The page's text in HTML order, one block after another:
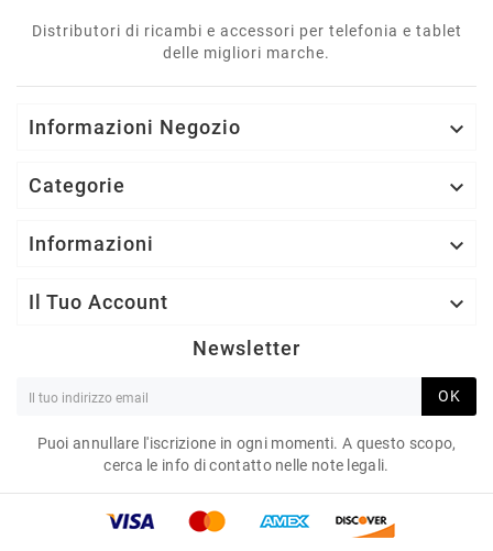
Distributori di ricambi e accessori per telefonia e tablet
delle migliori marche.
Informazioni Negozio 
Categorie 
Informazioni 
Il Tuo Account 
Newsletter
OK
Puoi annullare l'iscrizione in ogni momenti. A questo scopo,
cerca le info di contatto nelle note legali.